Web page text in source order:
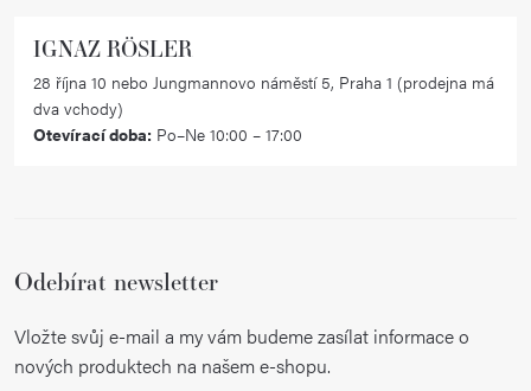
IGNAZ RÖSLER
28 října 10 nebo Jungmannovo náměstí 5, Praha 1 (prodejna má
dva vchody)
Otevírací doba: Po–Ne 10:00 – 17:00
Odebírat newsletter
Vložte svůj e-mail a my vám budeme zasílat informace o
nových produktech na našem e-shopu.